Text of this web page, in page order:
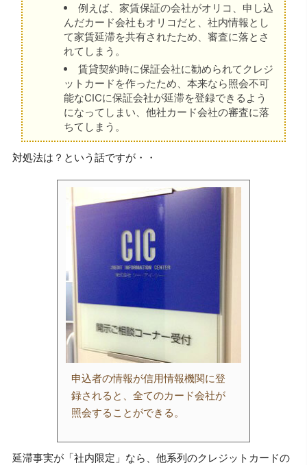
例えば、家賃保証の会社がオリコ、申し込
んだカード会社もオリコだと、社内情報とし
て家賃延滞を共有されたため、審査に落とさ
れてしまう。
賃貸契約時に保証会社に勧められてクレジ
ットカードを作ったため、本来なら照会不可
能なCICに保証会社が延滞を登録できるよう
になってしまい、他社カード会社の審査に落
ちてしまう。
対処法は？という話ですが・・
申込者の情報が信用情報機関に登
録されると、全てのカード会社が
照会することができる。
延滞事実が「社内限定」なら、他系列のクレジットカードの